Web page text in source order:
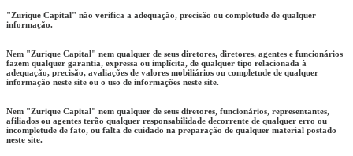
"Zurique Capital" não verifica a adequação, precisão ou completude de qualquer
informação.
Nem "Zurique Capital" nem qualquer de seus diretores, diretores, agentes e funcionários
fazem qualquer garantia, expressa ou implícita, de qualquer tipo relacionada à
adequação, precisão, avaliações de valores mobiliários ou completude de qualquer
informação neste site ou o uso de informações neste site.
Nem "Zurique Capital" nem qualquer de seus diretores, funcionários, representantes,
afiliados ou agentes terão qualquer responsabilidade decorrente de qualquer erro ou
incompletude de fato, ou falta de cuidado na preparação de qualquer material postado
neste site.